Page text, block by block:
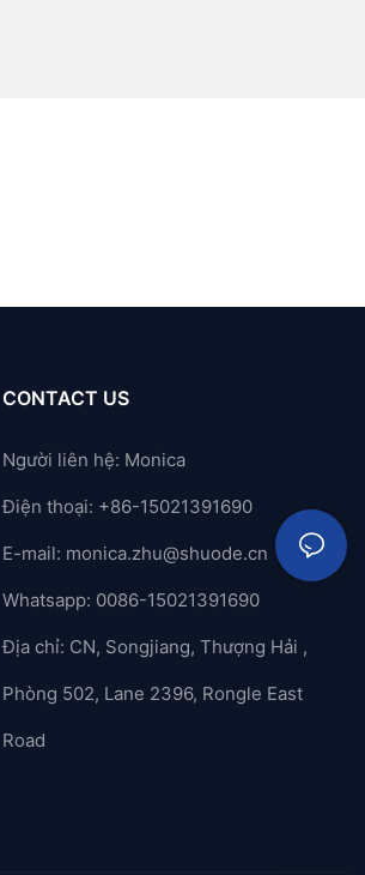
CONTACT US
Người liên hệ: Monica
Điện thoại: +86-15021391690
E-mail: monica.zhu@shuode.cn
Whatsapp: 0086-15021391690
Địa chỉ: CN, Songjiang, Thượng Hải ,
Phòng 502, Lane 2396, Rongle East
Road